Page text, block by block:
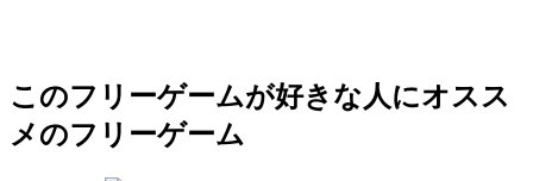
このフリーゲームが好きな人にオスス
メのフリーゲーム